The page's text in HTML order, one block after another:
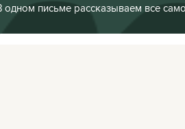
одном письме рассказываем все